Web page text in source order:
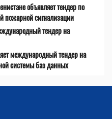
объявляет тендер по
пожарной сигнализации
тендер на
международный тендер на
системы баз данных